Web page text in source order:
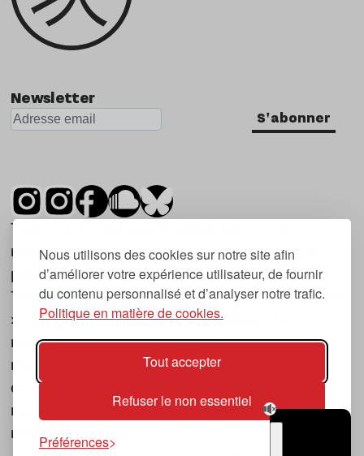
Nous utilisons des cookies sur notre site afin
d’améliorer votre expérience utilisateur, de fournir
du contenu personnalisé et d’analyser notre trafic.
Politique en matière de cookies.
Tout accepter
Refuser le non essentiel
Préférences
Newsletter
S'abonner
Tsugi est un mensuel indépendant sur la
musique et les nouvelles tendances, dont la
première parution date de 2007.
Tsugi en japonais signifie « prochain », « suivant
», ce qui correspond à la thématique du
magazine, à l’affût des nouvelles tendances
musicales, qu’elles viennent de la musique
électronique, du rock ou du hip hop, et des
nouveaux phénomènes de société liés à la
musique.